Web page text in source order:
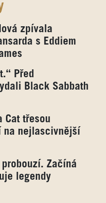
zpívala
s Eddiem
Před
Black Sabbath
Cat třesou
na nejlascivnější
probouzí. Začíná
legendy